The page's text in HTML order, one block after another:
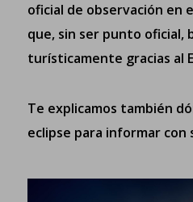
oficial de observación en
que, sin ser punto oficial,
turísticamente gracias al
Te explicamos también
eclipse para informar con